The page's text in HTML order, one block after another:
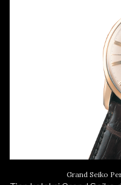
Grand Seiko